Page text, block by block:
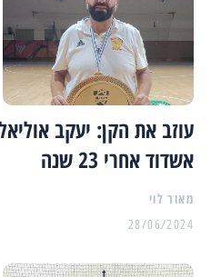
עוזב את הקן: יעקב
אשדוד אחרי 23 שנה
מאור לוי
28/06/2024